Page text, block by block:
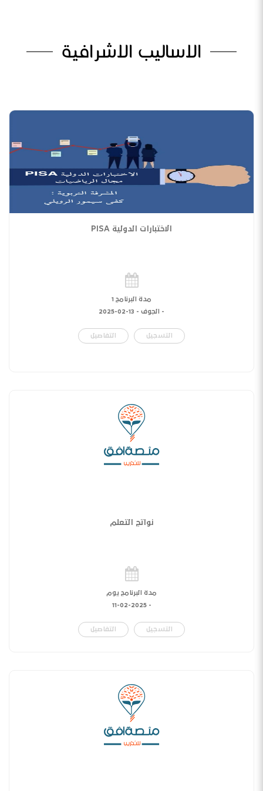
الاساليب الاشرافية
الاختبارات الدولية PISA
مدة البرنامج 1
- الجوف - 13-02-2025
التسجيل التفاصيل
نواتج التعلم
مدة البرنامج يوم
-
11-02-2025
التسجيل التفاصيل